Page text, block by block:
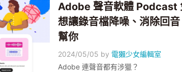
Adobe 聲音軟體 Podcast
想讓錄音檔降噪、消除回
幫你
2024/05/05 by 電獺少女編輯室
Adobe 連聲音都有涉獵？